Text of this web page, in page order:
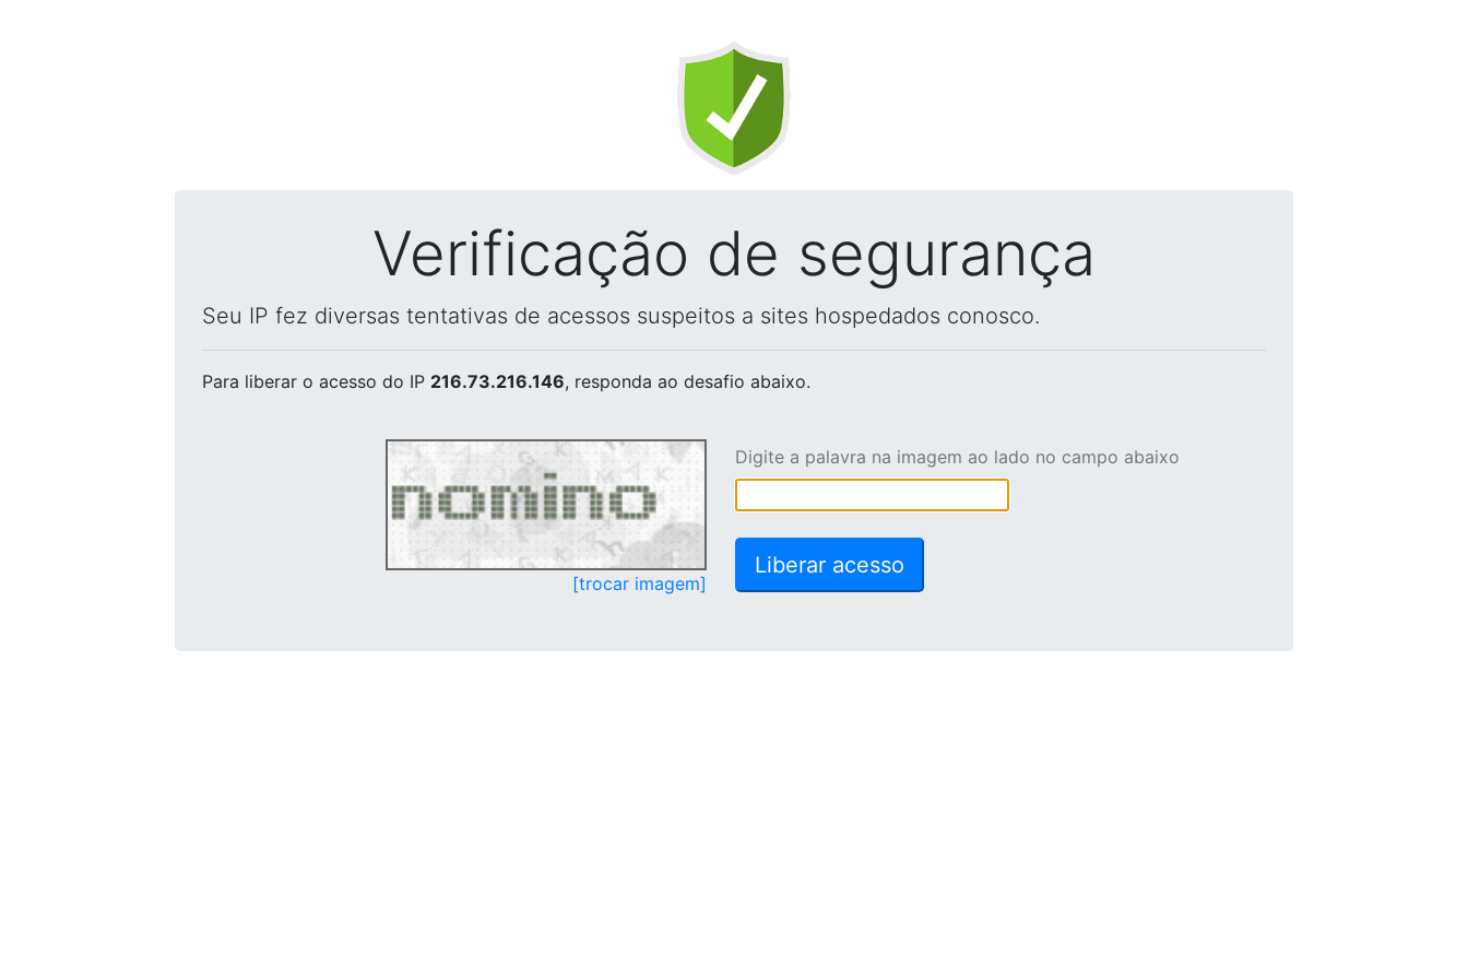
Verificação de segurança
Seu IP fez diversas tentativas de acessos suspeitos a sites hospedados conosco.
Para liberar o acesso do IP 216.73.216.146, responda ao desafio abaixo.
[trocar imagem]
Digite a palavra na imagem ao lado no campo abaixo